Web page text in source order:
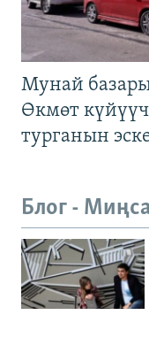
Мунай
Өкмөт
турганын
Блог -